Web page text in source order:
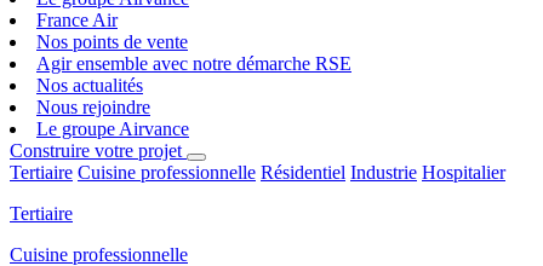
France Air
Nos points de vente
Agir ensemble avec notre démarche RSE
Nos actualités
Nous rejoindre
Le groupe Airvance
Construire votre projet
Tertiaire Cuisine professionnelle Résidentiel Industrie Hospitalier
Tertiaire
Cuisine professionnelle